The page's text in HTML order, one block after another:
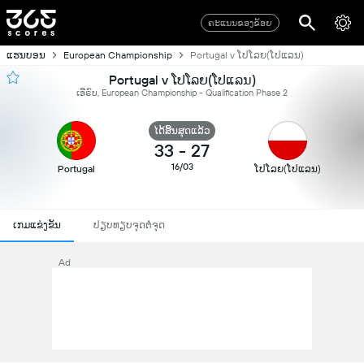
ຄະແນນຂອງຂ້ອຍ
ແຮນບອນ European Championship Portugal v ໂປໂລຍ(ໂປແລນ)
Portugal v ໂປໂລຍ(ໂປແລນ)
ເອີຣົບ, European Championship - Qualification Phase 2
Portugal
ໄດ້ສິ້ນສຸດແລ້ວ
33 - 27
16/03 ໂປໂລຍ(ໂປແລນ)
ເກມແຂ່ງຂັນ ປຽບທຽບຈຸດຕໍ່ຈຸດ
Ad